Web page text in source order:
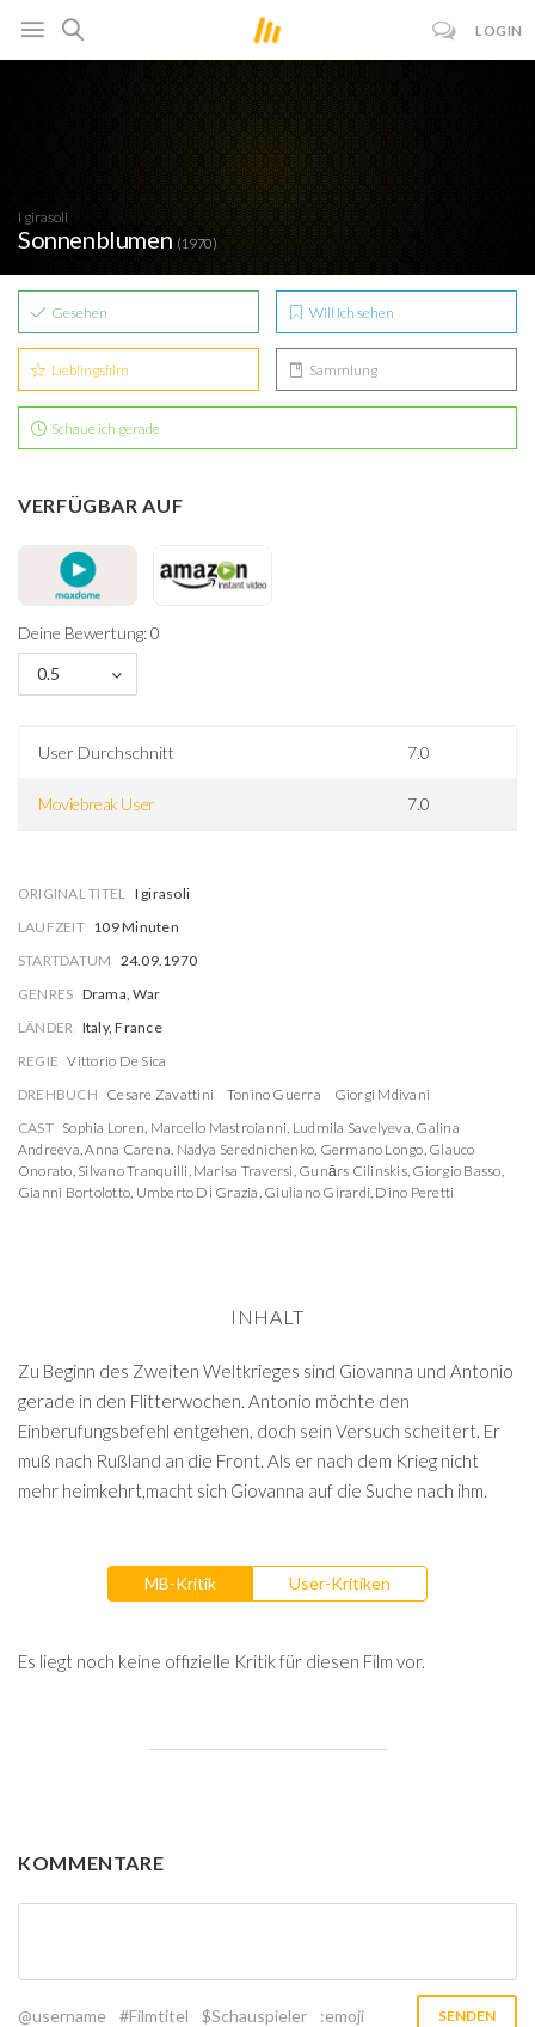
LOGIN
I girasoli
Sonnenblumen (1970)
Gesehen Will ich sehen
Lieblingsfilm Sammlung
Schaue ich gerade
VERFÜGBAR AUF
Deine Bewertung: 0
0.5
User Durchschnitt 7.0
Moviebreak User 7.0
ORIGINAL TITEL I girasoli
LAUFZEIT 109 Minuten
STARTDATUM 24.09.1970
GENRES Drama, War
LÄNDER Italy, France
REGIE Vittorio De Sica
DREHBUCH Cesare Zavattini Tonino Guerra
Giorgi Mdivani
CAST Sophia Loren, Marcello Mastroianni, Ludmila Savelyeva, Galina
Andreeva,Anna Carena, Nadya Serednichenko, Germano Longo, Glauco
Onorato, Silvano Tranquilli, Marisa Traversi, Gunārs Cilinskis, Giorgio Basso,
Gianni Bortolotto, Umberto Di Grazia, Giuliano Girardi, Dino Peretti
INHALT
Zu Beginn des Zweiten Weltkrieges sind Giovanna und Antonio
gerade in den Flitterwochen. Antonio möchte den
Einberufungsbefehl entgehen, doch sein Versuch scheitert. Er
muß nach Rußland an die Front. Als er nach dem Krieg nicht
mehr heimkehrt,macht sich Giovanna auf die Suche nach ihm.
MB-Kritik User-Kritiken
Es liegt noch keine offizielle Kritik für diesen Film vor.
KOMMENTARE
@username #Filmtitel $Schauspieler :emoji